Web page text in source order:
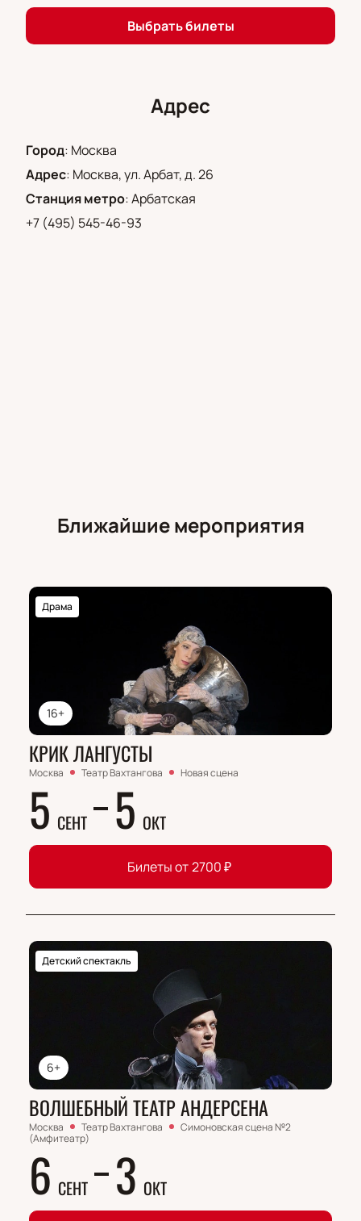
группы «БезНот» в театре Вахтангова!
Выбрать билеты
Адрес
Город: Москва
Адрес: Москва, ул. Арбат, д. 26
Станция метро:Арбатская
+7 (495) 545-46-93
Ближайшие мероприятия
16+
Драма
КРИК ЛАНГУСТЫ
Москва Театр Вахтангова Новая сцена
5 СЕНТ 5 ОКТ
Билеты от 2700₽
6+
Детский спектакль
ВОЛШЕБНЫЙ ТЕАТР АНДЕРСЕНА
Москва Театр Вахтангова
Симоновская сцена №2
(Амфитеатр)
6 СЕНТ 3 ОКТ